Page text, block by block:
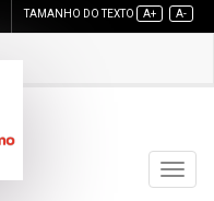
TAMANHO DO TEXTO A+ A-
Toggle